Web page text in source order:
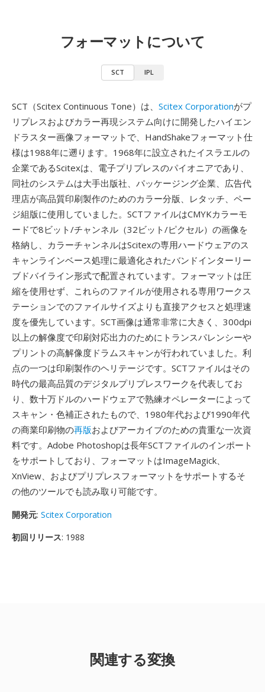
フォーマットについて
SCT IPL
SCT（Scitex Continuous Tone）は、 Scitex Corporationがプ
リプレスおよびカラー再現システム向けに開発したハイエン
ドラスター画像フォーマットで、HandShakeフォーマット仕
様は1988年に遡ります。1968年に設立されたイスラエルの
企業であるScitexは、電子プリプレスのパイオニアであり、
同社のシステムは大手出版社、パッケージング企業、広告代
理店が高品質印刷製作のためのカラー分版、レタッチ、ペー
ジ組版に使用していました。SCTファイルはCMYKカラーモ
ードで8ビット/チャンネル（32ビット/ピクセル）の画像を
格納し、カラーチャンネルはScitexの専用ハードウェアのス
キャンラインベース処理に最適化されたバンドインターリー
ブドバイライン形式で配置されています。フォーマットは圧
縮を使用せず、これらのファイルが使用される専用ワークス
テーションでのファイルサイズよりも直接アクセスと処理速
度を優先しています。SCT画像は通常非常に大きく、300dpi
以上の解像度で印刷対応出力のためにトランスパレンシーや
プリントの高解像度ドラムスキャンが行われていました。利
点の一つは印刷製作のヘリテージです。SCTファイルはその
時代の最高品質のデジタルプリプレスワークを代表してお
り、数十万ドルのハードウェアで熟練オペレーターによって
スキャン・色補正されたもので、1980年代および1990年代
の商業印刷物の再版およびアーカイブのための貴重な一次資
料です。Adobe Photoshopは長年SCTファイルのインポート
をサポートしており、フォーマットはImageMagick、
XnView、およびプリプレスフォーマットをサポートするそ
の他のツールでも読み取り可能です。
開発元: Scitex Corporation
初回リリース: 1988
関連する変換